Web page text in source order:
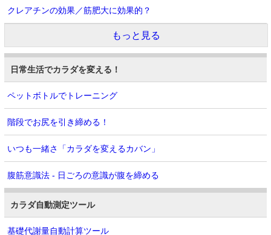
クレアチンの効果／筋肥大に効果的？
もっと見る
日常生活でカラダを変える！
ペットボトルでトレーニング
階段でお尻を引き締める！
いつも一緒さ「カラダを変えるカバン」
腹筋意識法 - 日ごろの意識が腹を締める
カラダ自動測定ツール
基礎代謝量自動計算ツール